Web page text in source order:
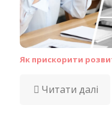
Як прискорити
Читати далі